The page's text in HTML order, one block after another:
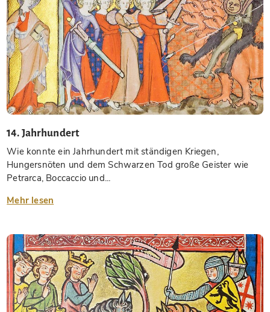
14. Jahrhundert
Wie konnte ein Jahrhundert mit ständigen Kriegen,
Hungersnöten und dem Schwarzen Tod große Geister wie
Petrarca, Boccaccio und...
Mehr lesen